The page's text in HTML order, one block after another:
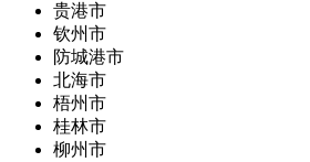
贵港市
钦州市
防城港市
北海市
梧州市
桂林市
柳州市